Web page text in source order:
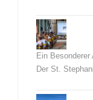
Ein
Der St.